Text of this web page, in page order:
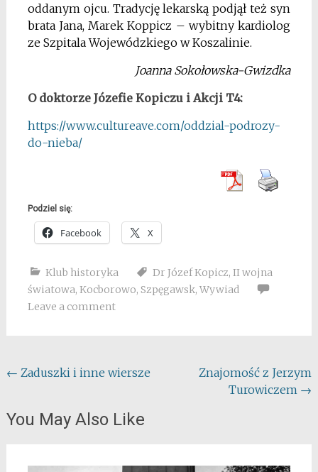
oddanym ojcu. Tradycję lekarską podjął też syn
brata Jana, Marek Koppicz – wybitny kardiolog
ze Szpitala Wojewódzkiego w Koszalinie.
Joanna Sokołowska-Gwizdka
O doktorze Józefie Kopiczu i Akcji T4:
https://www.cultureave.com/oddzial-podrozy-
do-nieba/
Podziel się:
Facebook X
Klub historyka Dr Józef Kopicz, II wojna
światowa, Kocborowo, Szpęgawsk, Wywiad
Leave a comment
Post
← Zaduszki i inne wiersze
Znajomość z Jerzym
Turowiczem →
You May Also Like